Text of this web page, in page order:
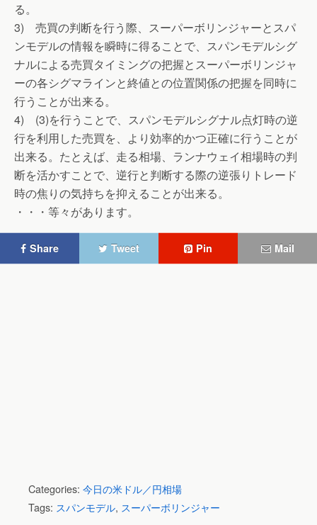
る。
3) 売買の判断を行う際、スーパーボリンジャーとスパ
ンモデルの情報を瞬時に得ることで、スパンモデルシグ
ナルによる売買タイミングの把握とスーパーボリンジャ
ーの各シグマラインと終値との位置関係の把握を同時に
行うことが出来る。
4) (3)を行うことで、スパンモデルシグナル点灯時の逆
行を利用した売買を、より効率的かつ正確に行うことが
出来る。たとえば、走る相場、ランナウェイ相場時の判
断を活かすことで、逆行と判断する際の逆張りトレード
時の焦りの気持ちを抑えることが出来る。
・・・等々があります。
Share Tweet Pin Mail
Categories: 今日の米ドル／円相場
Tags: スパンモデル, スーパーボリンジャー